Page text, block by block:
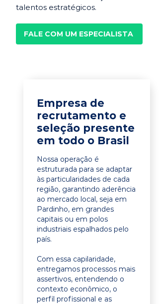
talentos estratégicos.
FALE COM UM ESPECIALISTA
Empresa de
recrutamento e
seleção presente
em todo o Brasil
Nossa operação é
estruturada para se adaptar
às particularidades de cada
região, garantindo aderência
ao mercado local, seja em
Pardinho, em grandes
capitais ou em polos
industriais espalhados pelo
país.
Com essa capilaridade,
entregamos processos mais
assertivos, entendendo o
contexto econômico, o
perfil profissional e as